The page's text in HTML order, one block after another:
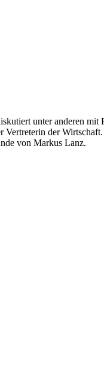
unter anderen mit
der
von Markus Lanz.